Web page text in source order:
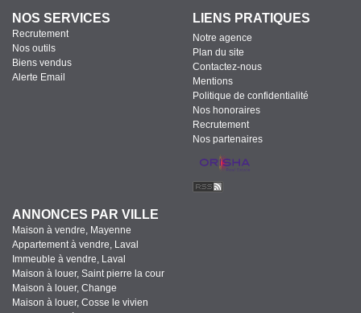
NOS SERVICES
Recrutement
Nos outils
Biens vendus
Alerte Email
LIENS PRATIQUES
Notre agence
Plan du site
Contactez-nous
Mentions
Politique de confidentialité
Nos honoraires
Recrutement
Nos partenaires
ANNONCES PAR VILLE
Maison à vendre, Mayenne
Appartement à vendre, Laval
Immeuble à vendre, Laval
Maison à louer, Saint pierre la cour
Maison à louer, Change
Maison à louer, Cosse le vivien